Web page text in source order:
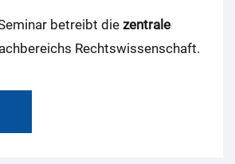
betreibt die zentrale
Rechtswissenschaft.